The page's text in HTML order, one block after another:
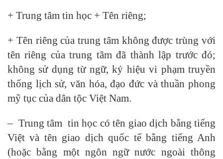
+ Trung tâm tin học + Tên riêng;
+ Tên riêng của trung tâm không được trùng với
tên riêng của trung tâm đã thành lập trước đó;
không sử dụng từ ngữ, ký hiệu vi phạm truyền
thống lịch sử, văn hóa, đạo đức và thuần phong
mỹ tục của dân tộc Việt Nam.
– Trung tâm tin học có tên giao dịch bằng tiếng
Việt và tên giao dịch quốc tế bằng tiếng Anh
(hoặc bằng một ngôn ngữ nước ngoài thông